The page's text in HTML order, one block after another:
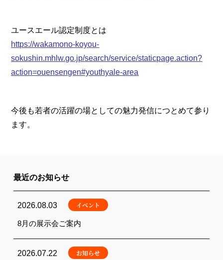
ユースエール認定制度とは
https://wakamono-koyou-
sokushin.mhlw.go.jp/search/service/staticpage.action?
action=ouensengen#youthyale-area
今後も若者の活躍の場としての魅力発信につとめて参り
ます。
最近のお知らせ
2026.08.03 イベント
8月の展示会ご案内
2026.07.22 お知らせ